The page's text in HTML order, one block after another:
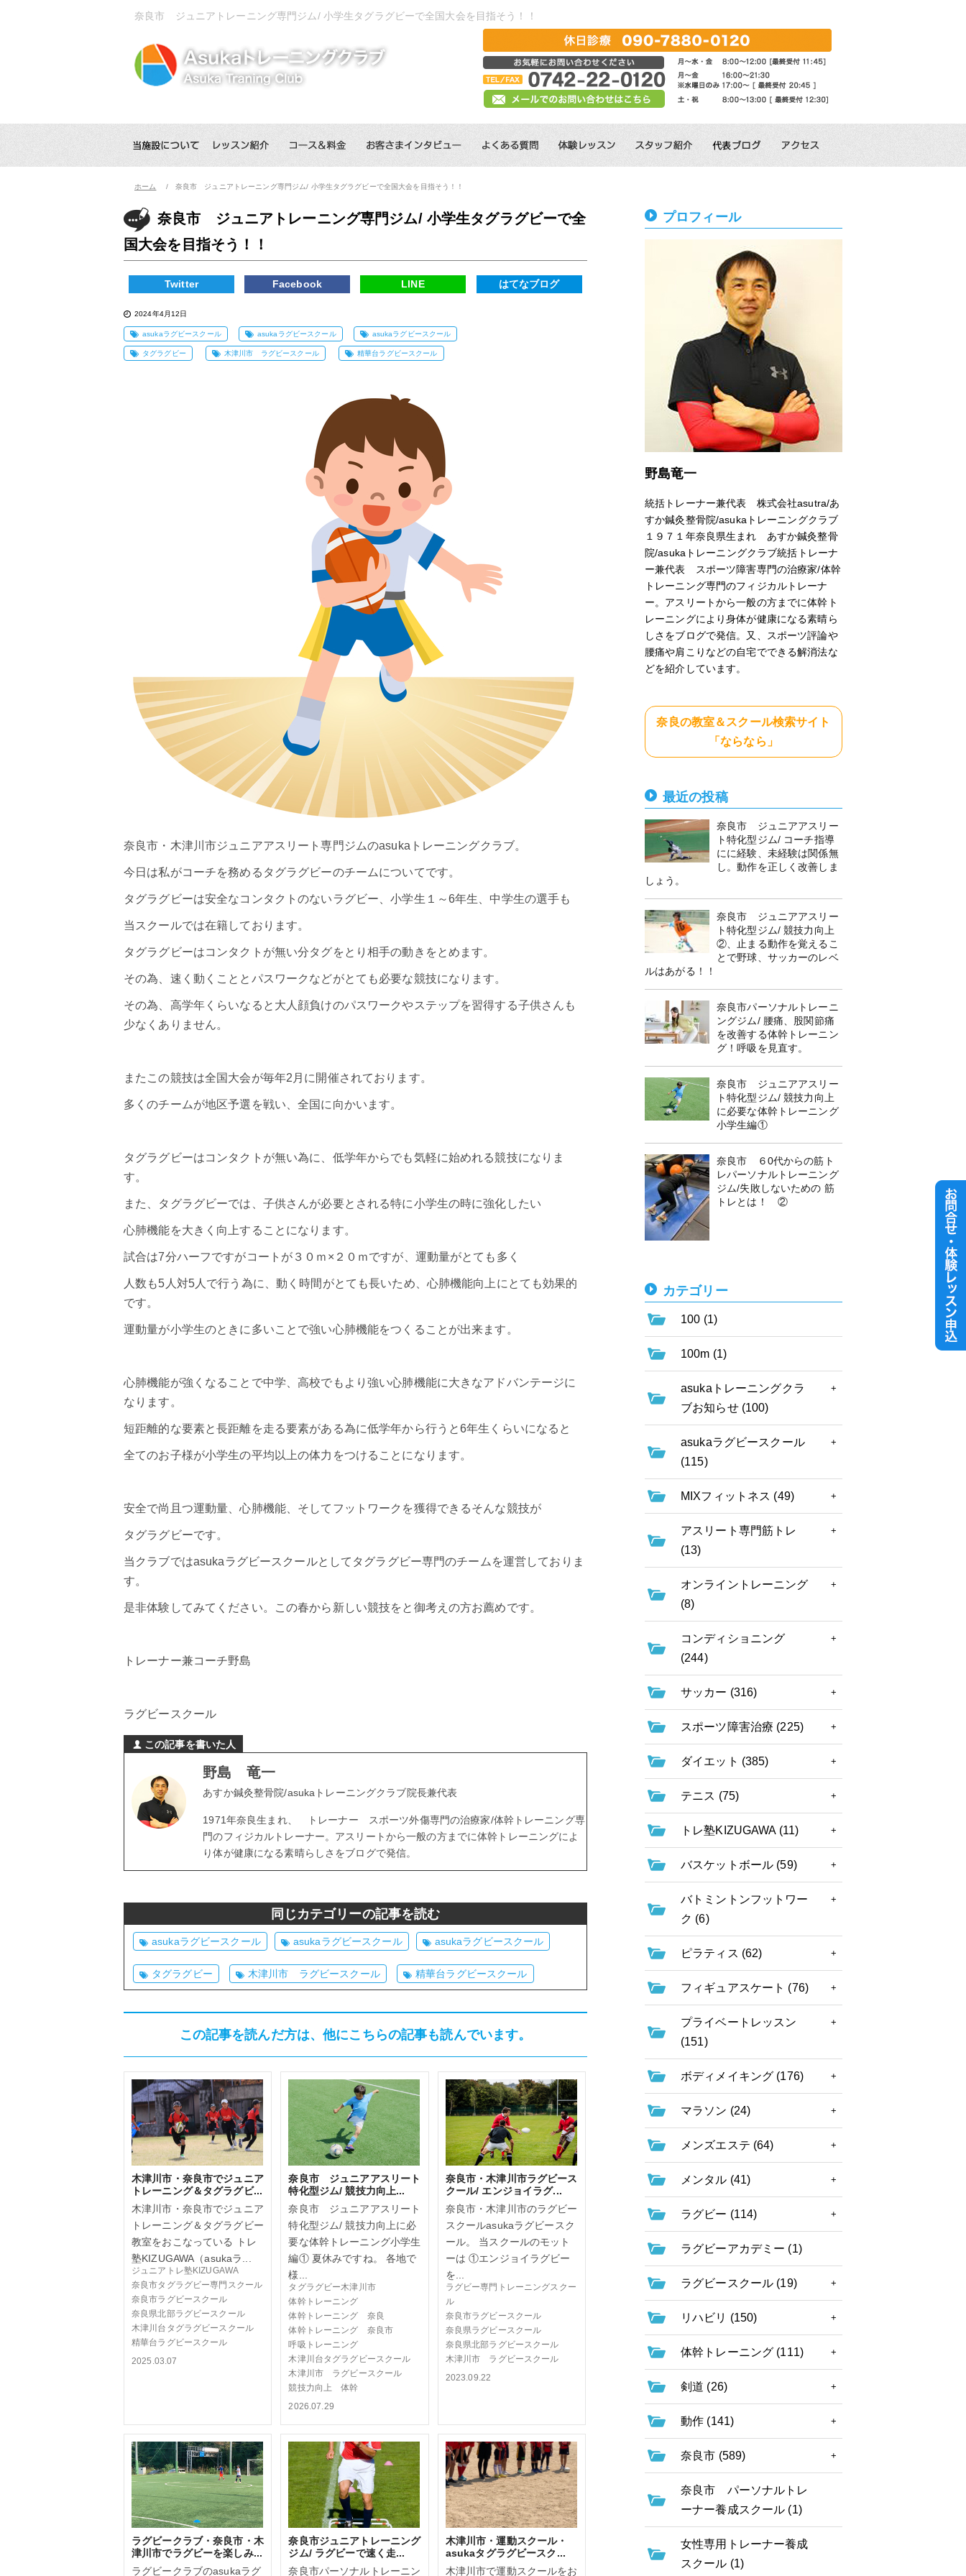
奈良市 ジュニアトレーニング専門ジム/ 小学生タグラグビーで全国大会を目指そう！！
ホーム 奈良市 ジュニアトレーニング専門ジム/ 小学生タグラグビーで全国大会を目指そう！！
奈良市 ジュニアトレーニング専門ジム/ 小学生タグラグビーで全
国大会を目指そう！！
Twitter Facebook LINE はてなブログ
2024年4月12日
asukaラグビースクール asukaラグビースクール asukaラグビースクール
タグラグビー 木津川市 ラグビースクール 精華台ラグビースクール
奈良市・木津川市ジュニアアスリート専門ジムのasukaトレーニングクラブ。
今日は私がコーチを務めるタグラグビーのチームについてです。
タグラグビーは安全なコンタクトのないラグビー、小学生１～6年生、中学生の選手も
当スクールでは在籍しております。
タグラグビーはコンタクトが無い分タグをとり相手の動きをとめます。
その為、速く動くこととパスワークなどがとても必要な競技になります。
その為、高学年くらいなると大人顔負けのパスワークやステップを習得する子供さんも
少なくありません。
またこの競技は全国大会が毎年2月に開催されております。
多くのチームが地区予選を戦い、全国に向かいます。
タグラグビーはコンタクトが無い為に、低学年からでも気軽に始めれる競技になりま
す。
また、タグラグビーでは、子供さんが必要とされる特に小学生の時に強化したい
心肺機能を大きく向上することになります。
試合は7分ハーフですがコートが３０ｍ×２０ｍですが、運動量がとても多く
人数も5人対5人で行う為に、動く時間がとても長いため、心肺機能向上にとても効果的
です。
運動量が小学生のときに多いことで強い心肺機能をつくることが出来ます。
心肺機能が強くなることで中学、高校でもより強い心肺機能に大きなアドバンテージに
なります。
短距離的な要素と長距離を走る要素がある為に低学年から行うと6年生くらいになると
全てのお子様が小学生の平均以上の体力をつけることになります。
安全で尚且つ運動量、心肺機能、そしてフットワークを獲得できるそんな競技が
タグラグビーです。
当クラブではasukaラグビースクールとしてタグラグビー専門のチームを運営しておりま
す。
是非体験してみてください。この春から新しい競技をと御考えの方お薦めです。
トレーナー兼コーチ野島
ラグビースクール
この記事を書いた人
野島 竜一
あすか鍼灸整骨院/asukaトレーニングクラブ院長兼代表
1971年奈良生まれ、 トレーナー スポーツ外傷専門の治療家/体幹トレーニング専
門のフィジカルトレーナー。アスリートから一般の方までに体幹トレーニングによ
り体が健康になる素晴らしさをブログで発信。
同じカテゴリーの記事を読む
asukaラグビースクール asukaラグビースクール asukaラグビースクール
タグラグビー 木津川市 ラグビースクール 精華台ラグビースクール
この記事を読んだ方は、他にこちらの記事も読んでいます。
木津川市・奈良市でジュニア
トレーニング＆タグラグビ...
木津川市・奈良市でジュニア
トレーニング＆タグラグビー
教室をおこなっている トレ
塾KIZUGAWA（asukaラ...
ジュニアトレ塾KIZUGAWA
奈良市タグラグビー専門スクール
奈良市ラグビースクール
奈良県北部ラグビースクール
木津川台タグラグビースクール
精華台ラグビースクール
2025.03.07
奈良市 ジュニアアスリート
特化型ジム/ 競技力向上...
奈良市 ジュニアアスリート
特化型ジム/ 競技力向上に必
要な体幹トレーニング小学生
編① 夏休みですね。 各地で
様...
タグラグビー木津川市
体幹トレーニング
体幹トレーニング 奈良
体幹トレーニング 奈良市
呼吸トレーニング
木津川台タグラグビースクール
木津川市 ラグビースクール
競技力向上 体幹
2026.07.29
奈良市・木津川市ラグビース
クール/ エンジョイラグ...
奈良市・木津川市のラグビー
スクールasukaラグビースク
ール。 当スクールのモット
ーは ①エンジョイラグビー
を...
ラグビー専門トレーニングスクー
ル
奈良市ラグビースクール
奈良県ラグビースクール
奈良県北部ラグビースクール
木津川市 ラグビースクール
2023.09.22
ラグビークラブ・奈良市・木
津川市でラグビーを楽しみ...
ラグビークラブのasukaラグ
奈良市ジュニアトレーニング
ジム/ ラグビーで速く走...
奈良市パーソナルトレーニン
木津川市・運動スクール・
asukaタグラグビースク...
木津川市で運動スクールをお
プロフィール
野島竜一
統括トレーナー兼代表 株式会社asutra/あ
すか鍼灸整骨院/asukaトレーニングクラブ
１９７１年奈良県生まれ あすか鍼灸整骨
院/asukaトレーニングクラブ統括トレーナ
ー兼代表 スポーツ障害専門の治療家/体幹
トレーニング専門のフィジカルトレーナ
ー。アスリートから一般の方までに体幹ト
レーニングにより身体が健康になる素晴ら
しさをブログで発信。又、スポーツ評論や
腰痛や肩こりなどの自宅でできる解消法な
どを紹介しています。
奈良の教室＆スクール検索サイト
「ならなら」
最近の投稿
奈良市 ジュニアアスリー
ト特化型ジム/ コーチ指導
にに経験、未経験は関係無
し。動作を正しく改善しま
しょう。
奈良市 ジュニアアスリー
ト特化型ジム/ 競技力向上
②、止まる動作を覚えるこ
とで野球、サッカーのレベ
ルはあがる！！
奈良市パーソナルトレーニ
ングジム/ 腰痛、股関節痛
を改善する体幹トレーニン
グ！呼吸を見直す。
奈良市 ジュニアアスリー
ト特化型ジム/ 競技力向上
に必要な体幹トレーニング
小学生編①
奈良市 ６0代からの筋ト
レパーソナルトレーニング
ジム/失敗しないための 筋
トレとは！ ②
カテゴリー
100 (1)
100m (1)
asukaトレーニングクラ
ブお知らせ (100)
asukaラグビースクール
(115)
MIXフィットネス (49)
アスリート専門筋トレ
(13)
オンライントレーニング
(8)
コンディショニング
(244)
サッカー (316)
スポーツ障害治療 (225)
ダイエット (385)
テニス (75)
トレ塾KIZUGAWA (11)
バスケットボール (59)
バトミントンフットワー
ク (6)
ピラティス (62)
フィギュアスケート (76)
プライベートレッスン
(151)
ボディメイキング (176)
マラソン (24)
メンズエステ (64)
メンタル (41)
ラグビー (114)
ラグビーアカデミー (1)
ラグビースクール (19)
リハビリ (150)
体幹トレーニング (111)
剣道 (26)
動作 (141)
奈良市 (589)
奈良市 パーソナルトレ
ーナー養成スクール (1)
女性専用トレーナー養成
スクール (1)